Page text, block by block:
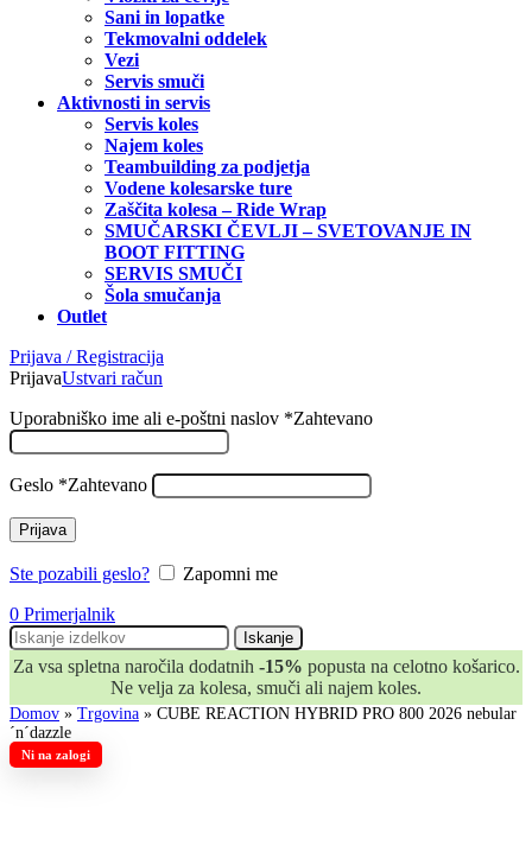
Sani in lopatke
Tekmovalni oddelek
Vezi
Servis smuči
Aktivnosti in servis
Servis koles
Najem koles
Teambuilding za podjetja
Vodene kolesarske ture
Zaščita kolesa – Ride Wrap
SMUČARSKI ČEVLJI – SVETOVANJE IN
BOOT FITTING
SERVIS SMUČI
Šola smučanja
Outlet
Prijava / Registracija
PrijavaUstvari račun
Uporabniško ime ali e-poštni naslov *Zahtevano
Geslo *Zahtevano
Prijava
Ste pozabili geslo?
Zapomni me
0 Primerjalnik
Iskanje
Za vsa spletna naročila dodatnih -15% popusta na celotno košarico.
Ne velja za kolesa, smuči ali najem koles.
Domov » Trgovina » CUBE REACTION HYBRID PRO 800 2026 nebular
´n´dazzle
Ni na zalogi